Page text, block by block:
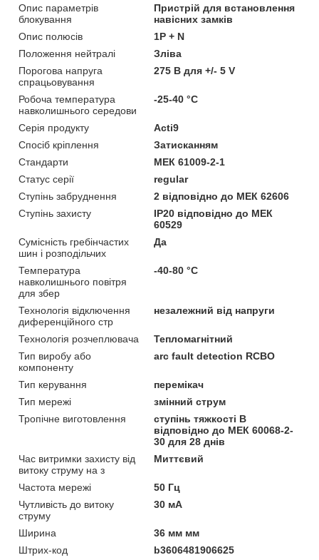
Опис параметрів
блокування
Пристрій для встановлення
навісних замків
Опис полюсів
1P + N
Положення нейтралі
Зліва
Порогова напруга
спрацьовування
275 В для +/- 5 V
Робоча температура
навколишнього середови
-25-40 °C
Серія продукту
Acti9
Спосіб кріплення
Затисканням
Стандарти
МЕК 61009-2-1
Статус серії
regular
Ступінь забруднення
2 відповідно до МЕК 62606
Ступінь захисту
IP20 відповідно до МЕК
60529
Сумісність гребінчастих
шин і розподільчих
Да
Температура
навколишнього повітря
для збер
-40-80 °C
Технологія відключення
диференційного стр
незалежний від напруги
Технологія розчеплювача
Тепломагнітний
Тип виробу або
компоненту
arc fault detection RCBO
Тип керування
перемікач
Тип мережі
змінний струм
Тропічне виготовлення
ступінь тяжкості B
відповідно до МЕК 60068-2-
30 для 28 днів
Час витримки захисту від
витоку струму на з
Миттєвий
Частота мережі
50 Гц
Чутливість до витоку
струму
30 мА
Ширина
36 мм мм
Штрих-код
b3606481906625